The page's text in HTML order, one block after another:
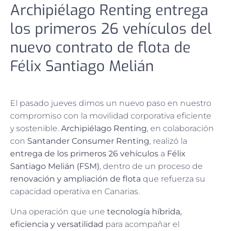
Archipiélago Renting entrega
los primeros 26 vehículos del
nuevo contrato de flota de
Félix Santiago Melián
El pasado jueves dimos un nuevo paso en nuestro
compromiso con la movilidad corporativa eficiente
y sostenible. Archipiélago Renting, en colaboración
con Santander Consumer Renting, realizó la
entrega de los primeros 26 vehículos a Félix
Santiago Melián (FSM), dentro de un proceso de
renovación y ampliación de flota que refuerza su
capacidad operativa en Canarias.
Una operación que une tecnología híbrida,
eficiencia y versatilidad para acompañar el